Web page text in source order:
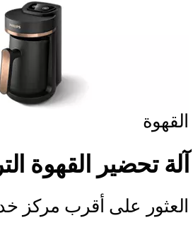
القهوة
آلة تحضير القهوة
العثور على أقرب مركز